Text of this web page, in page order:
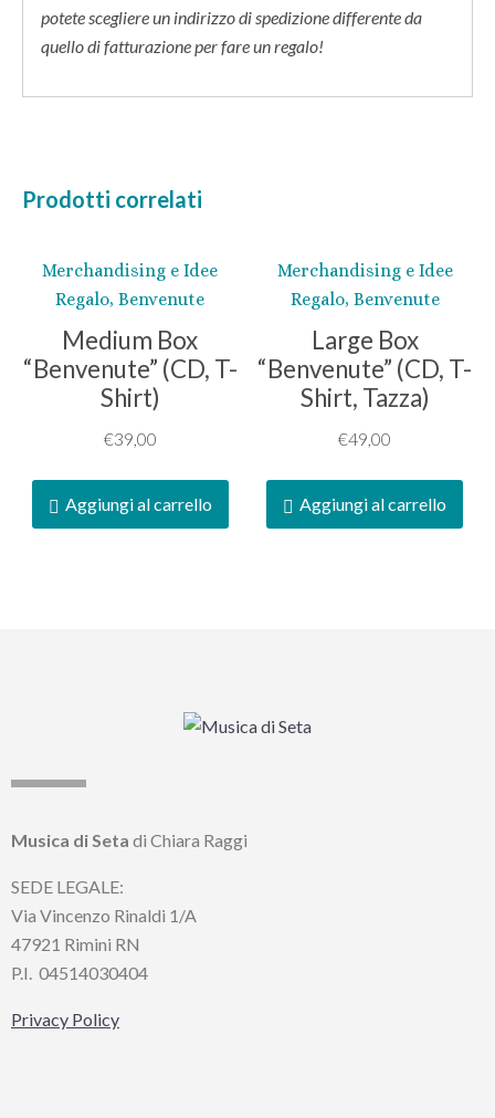
potete scegliere un indirizzo di spedizione differente da
quello di fatturazione per fare un regalo!
Prodotti correlati
Merchandising e Idee
Regalo, Benvenute
Medium Box
“Benvenute” (CD, T-
Shirt)
€39,00
Aggiungi al carrello
Merchandising e Idee
Regalo, Benvenute
Large Box
“Benvenute” (CD, T-
Shirt, Tazza)
€49,00
Aggiungi al carrello
Musica di Seta di Chiara Raggi
SEDE LEGALE:
Via Vincenzo Rinaldi 1/A
47921 Rimini RN
P.I. 04514030404
Privacy Policy